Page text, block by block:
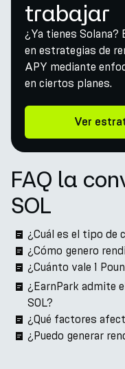
trabajar
¿Ya tienes Solana?
en estrategias de
APY mediante
en ciertos planes.
Ver
FAQ la
SOL
¿Cuál es el tipo de
¿Cómo genero
¿Cuánto vale 1
¿EarnPark admite
SOL?
¿Qué factores
¿Puedo generar